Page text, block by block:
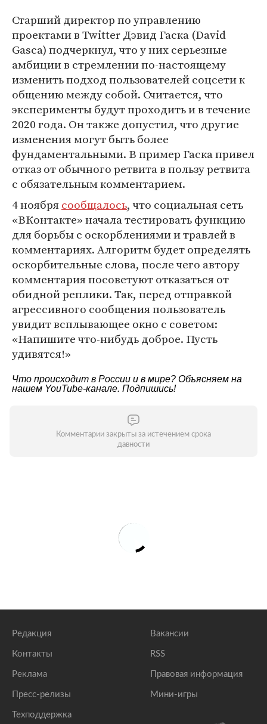
Старший директор по управлению
проектами в Twitter Дэвид Гаска (David
Gasca) подчеркнул, что у них серьезные
амбиции в стремлении по-настоящему
изменить подход пользователей соцсети к
общению между собой. Считается, что
эксперименты будут проходить и в течение
2020 года. Он также допустил, что другие
изменения могут быть более
фундаментальными. В пример Гаска привел
отказ от обычного ретвита в пользу ретвита
с обязательным комментарием.
4 ноябрясообщалось, что социальная сеть
«ВКонтакте» начала тестировать функцию
для борьбы с оскорблениями и травлей в
комментариях. Алгоритм будет определять
оскорбительные слова, после чего автору
комментария посоветуют отказаться от
обидной реплики. Так, перед отправкой
агрессивного сообщения пользователь
увидит всплывающее окно с советом:
«Напишите что-нибудь доброе. Пусть
удивятся!»
Что происходит в России и в мире? Объясняем на
нашем YouTube-канале. Подпишись!
Комментарии закрыты за истечением срока
давности
Редакция
Контакты
Реклама
Пресс-релизы
Техподдержка
Вакансии
RSS
Правовая информация
Мини-игры